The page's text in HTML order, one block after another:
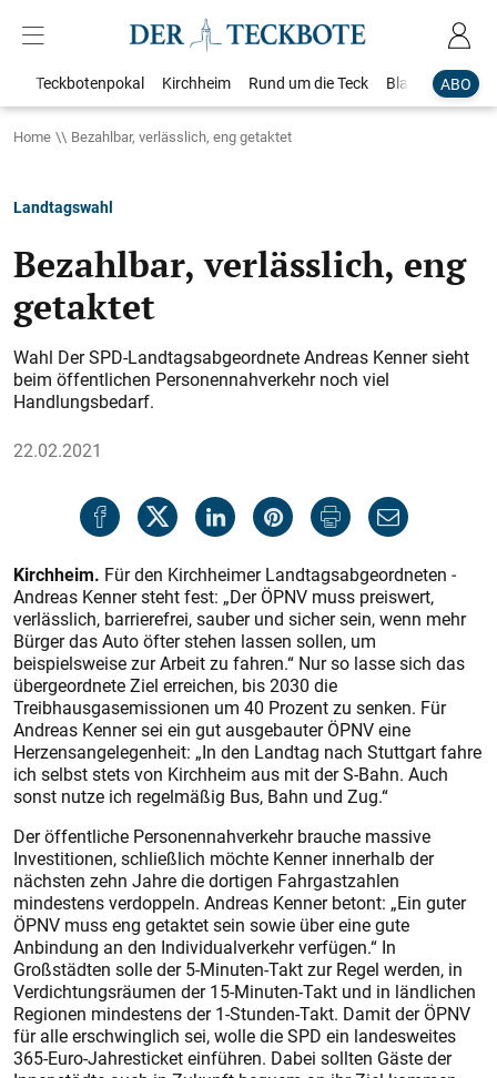
ABO
Teckbotenpokal Kirchheim Rund um die Teck Blaulicht
Home Bezahlbar, verlässlich, eng getaktet
Landtagswahl
Bezahlbar, verlässlich, eng
getaktet
Wahl Der SPD-Landtagsabgeordnete Andreas Kenner sieht
beim öffentlichen Personennahverkehr noch viel
Handlungsbedarf.
22.02.2021
Kirchheim. Für den Kirchheimer Landtagsabgeordneten ­
Andreas Kenner steht fest: „Der ÖPNV muss preiswert,
verlässlich, barrierefrei, sauber und sicher sein, wenn mehr
Bürger das Auto öfter stehen lassen sollen, um
beispielsweise zur Arbeit zu fah­ren.“ Nur so lasse sich das
übergeordnete Ziel erreichen, bis 2030 die
Treibhausgasemissionen um 40 Prozent zu senken. Für
Andreas Kenner sei ein gut ausgebauter ÖPNV eine
Herzensangelegenheit: „In den Landtag nach Stuttgart fahre
ich selbst stets von Kirchheim aus mit der S-Bahn. Auch
sonst nutze ich regelmäßig Bus, Bahn und Zug.“
Der öffentliche Personennahverkehr brauche massive
Investitionen, schließlich möchte Kenner innerhalb der
nächsten zehn Jahre die dortigen Fahrgastzahlen
mindestens verdoppeln. Andreas Kenner betont: „Ein guter
ÖPNV muss eng getaktet sein sowie über eine gute
Anbindung an den Individualverkehr verfügen.“ In
Großstädten solle der 5-Minuten-Takt zur Regel werden, in
Verdichtungsräumen der 15-Minuten-Takt und in ländlichen
Regionen mindestens der 1-Stunden-Takt. Damit der ÖPNV
für alle erschwinglich sei, wolle die SPD ein landesweites
365-Euro-Jahresticket einführen. Dabei sollten Gäste der